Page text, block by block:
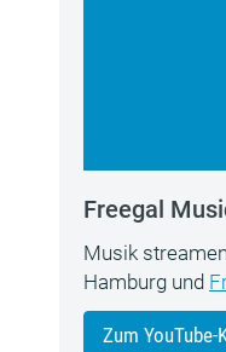
Freegal
Musik
Hamburg und
Zum YouTube-